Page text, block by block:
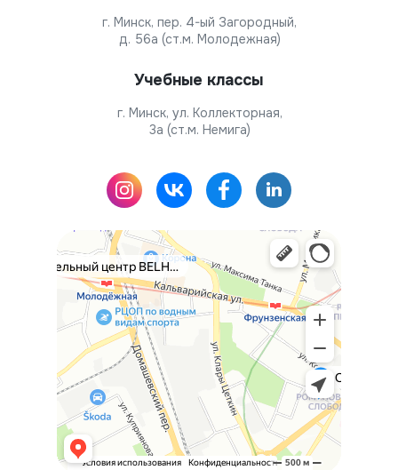
Учебные классы
г. Минск, ул. Коллекторная,
3а (ст.м. Немига)
г. Минск, пер. 4-ый Загородный,
д. 56а (ст.м. Молодежная)